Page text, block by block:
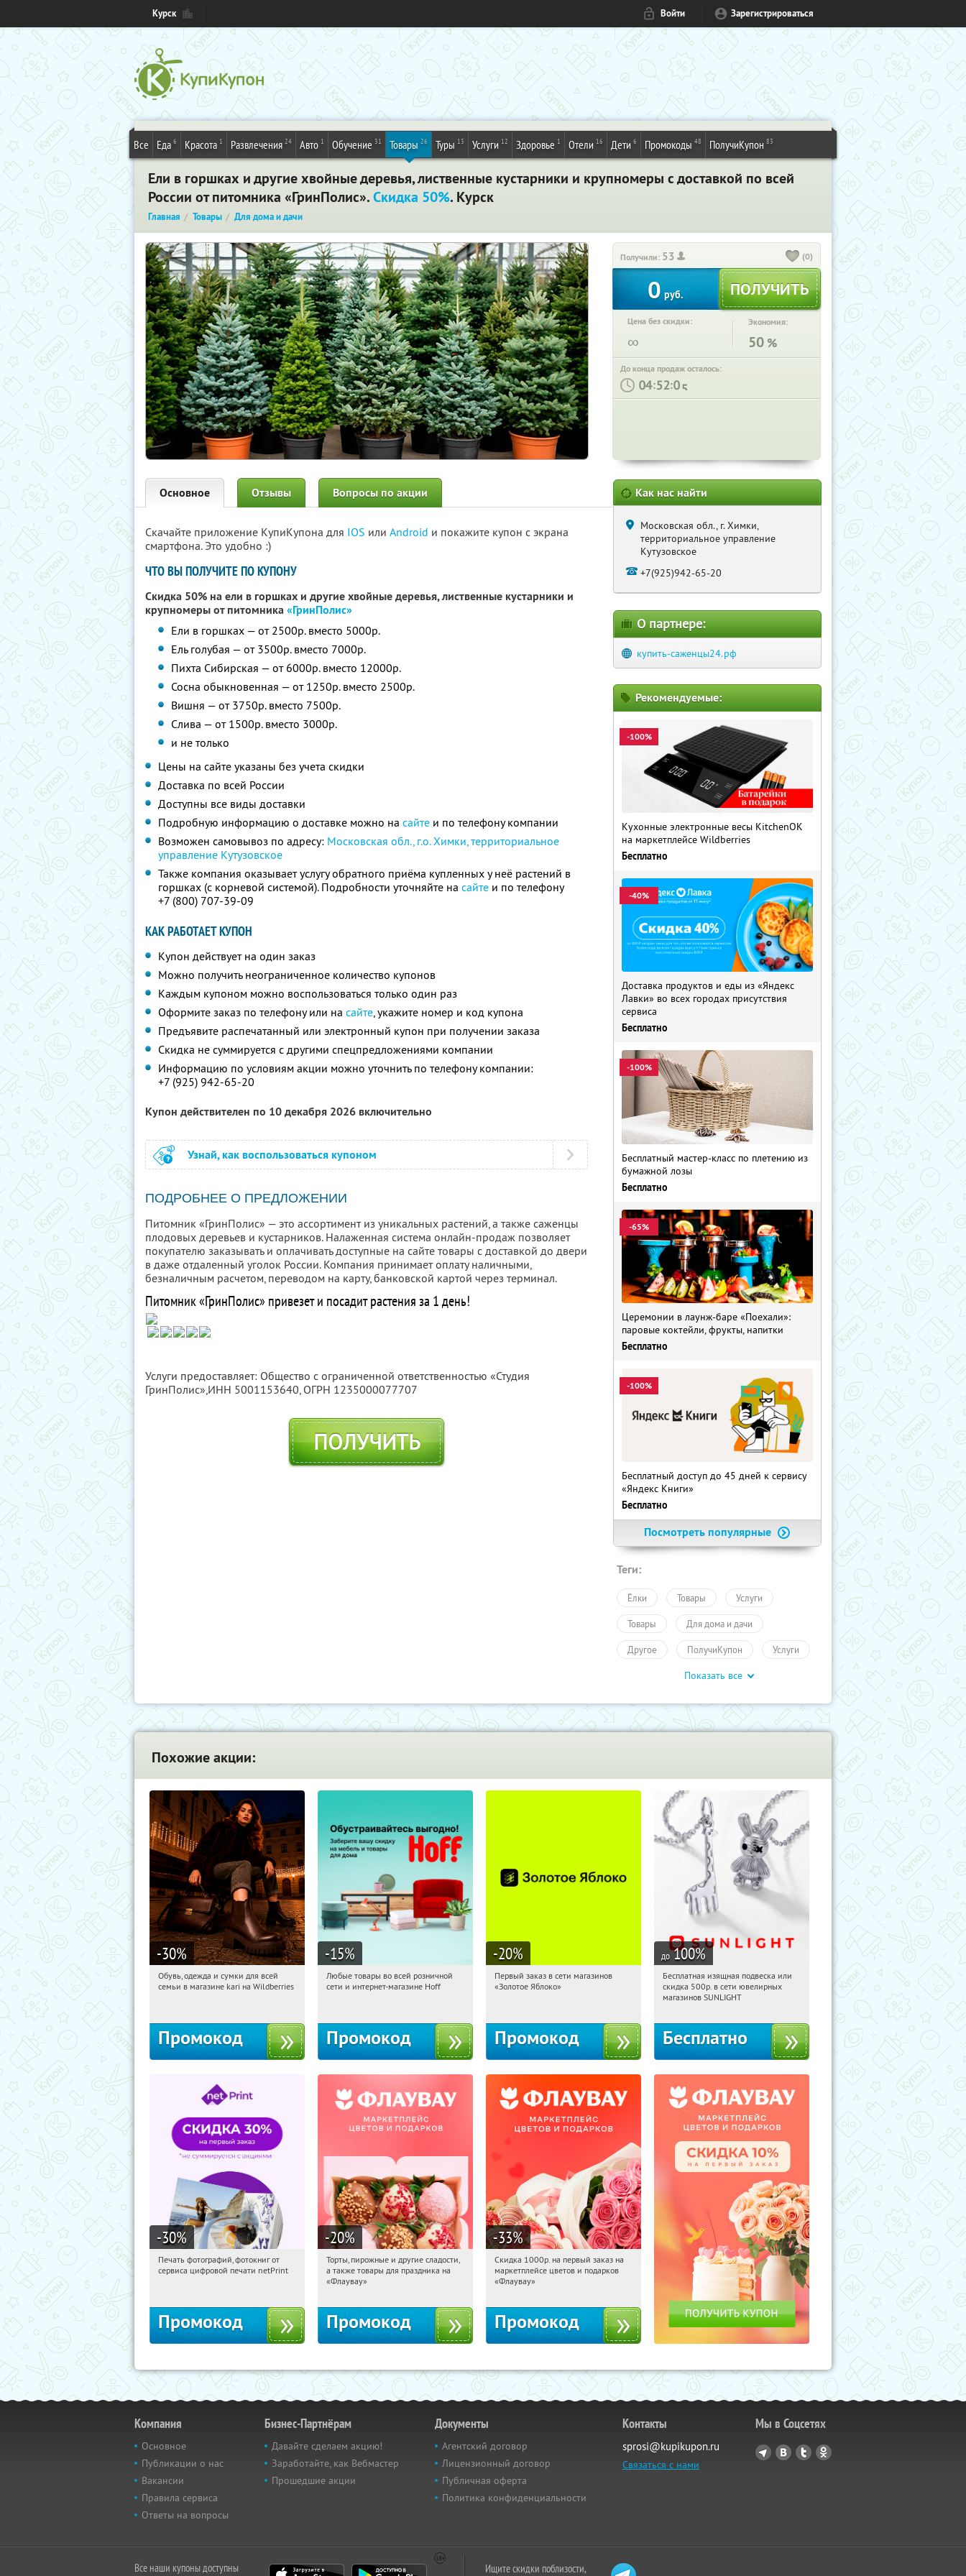
Курск Войти Зарегистрироваться
Все Еда 6 Красота 1 Развлечения 24 Авто 1 Обучение 31 Товары 26 Туры 13 Услуги 12 Здоровье 1 Отели 16 Дети 6 Промокоды 48 ПолучиКупон 83
Ели в горшках и другие хвойные деревья, лиственные кустарники и крупномеры с доставкой по всей
России от питомника «ГринПолис».Скидка 50%. Курск
Главная Товары Для дома и дачи
Получили: 53 (0)
0 руб.
Цена без скидки:
∞
Экономия:
50 %
До конца продаж осталось:
: :
Основное Отзывы Вопросы по акции
Скачайте приложение КупиКупона для IOS или Android и покажите купон с экрана
смартфона. Это удобно :)
ЧТО ВЫ ПОЛУЧИТЕ ПО КУПОНУ
Скидка 50% на ели в горшках и другие хвойные деревья, лиственные кустарники и
крупномеры от питомника«ГринПолис»
Ели в горшках — от 2500р. вместо 5000р.
Ель голубая — от 3500р. вместо 7000р.
Пихта Сибирская — от 6000р. вместо 12000р.
Сосна обыкновенная — от 1250р. вместо 2500р.
Вишня — от 3750р. вместо 7500р.
Слива — от 1500р. вместо 3000р.
и не только
Цены на сайте указаны без учета скидки
Доставка по всей России
Доступны все виды доставки
Подробную информацию о доставке можно на сайте и по телефону компании
Возможен самовывоз по адресу: Московская обл., г.о. Химки, территориальное
управление Кутузовское
Также компания оказывает услугу обратного приёма купленных у неё растений в
горшках (с корневой системой). Подробности уточняйте на сайте и по телефону
+7 (800) 707-39-09
КАК РАБОТАЕТ КУПОН
Купон действует на один заказ
Можно получить неограниченное количество купонов
Каждым купоном можно воспользоваться только один раз
Оформите заказ по телефону или на сайте, укажите номер и код купона
Предъявите распечатанный или электронный купон при получении заказа
Скидка не суммируется с другими спецпредложениями компании
Информацию по условиям акции можно уточнить по телефону компании:
+7 (925) 942-65-20
Купон действителен по 10 декабря 2026 включительно
Узнай, как воспользоваться купоном
ПОДРОБНЕЕ О ПРЕДЛОЖЕНИИ
Питомник «ГринПолис» — это ассортимент из уникальных растений, а также саженцы
плодовых деревьев и кустарников. Налаженная система онлайн-продаж позволяет
покупателю заказывать и оплачивать доступные на сайте товары с доставкой до двери
в даже отдаленный уголок России. Компания принимает оплату наличными,
безналичным расчетом, переводом на карту, банковской картой через терминал.
Питомник «ГринПолис» привезет и посадит растения за 1 день!
Услуги предоставляет: Общество с ограниченной ответственностью «Студия
ГринПолис»,ИНН 5001153640, ОГРН 1235000077707
ПОЛУЧИТЬ
Как нас найти
Московская обл., г. Химки,
территориальное управление
Кутузовское
+7(925)942-65-20
О партнере:
купить-саженцы24.рф
Рекомендуемые:
-100%
Кухонные электронные весы KitchenOK
на маркетплейсе Wildberries
Бесплатно
-40%
Доставка продуктов и еды из «Яндекс
Лавки» во всех городах присутствия
сервиса
Бесплатно
-100%
Бесплатный мастер-класс по плетению из
бумажной лозы
Бесплатно
-65%
Церемонии в лаунж-баре «Поехали»:
паровые коктейли, фрукты, напитки
Бесплатно
-100%
Бесплатный доступ до 45 дней к сервису
«Яндекс Книги»
Бесплатно
Посмотреть популярные
Теги:
Ёлки Товары Услуги
Товары Для дома и дачи
Другое ПолучиКупон Услуги
Показать все
Похожие акции:
-30%
07:44:28 Получили:
Обувь, одежда и сумки для всей
семьи в магазине kari на Wildberries
Промокод
-15%
07:44:28 Получили:
Любые товары во всей розничной
сети и интернет-магазине Hoff
Промокод
-20%
07:44:28
Получи первым!
Первый заказ в сети магазинов
«Золотое Яблоко»
Промокод
до 100%
07:44:28 Получили:
Россия
Бесплатная изящная подвеска или
скидка 500р. в сети ювелирных
магазинов SUNLIGHT
Бесплатно
-30%
07:44:28 Получили:
Печать фотографий, фотокниг от
сервиса цифровой печати netPrint
Промокод
-20%
07:44:28 Получили:
Россия
Торты, пирожные и другие сладости,
а также товары для праздника на
«Флаувау»
Промокод
-33%
07:44:28 Получили:
Россия
Скидка 1000р. на первый заказ на
маркетплейсе цветов и подарков
«Флаувау»
Промокод
Компания
Основное
Публикации о нас
Вакансии
Правила сервиса
Ответы на вопросы
Бизнес-Партнёрам
Давайте сделаем акцию!
Заработайте, как Вебмастер
Прошедшие акции
Документы
Агентский договор
Лицензионный договор
Публичная оферта
Политика конфиденциальности
Контакты
sprosi@kupikupon.ru
Связаться с нами
Мы в Соцсетях
Все наши купоны доступны
Ищите скидки поблизости,